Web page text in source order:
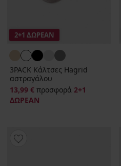
2+1 ΔΩΡΕΑΝ
3PACK Κάλτσες Hagrid
αστραγάλου
13,99 € προσφορά 2+1
ΔΩΡΕΑΝ